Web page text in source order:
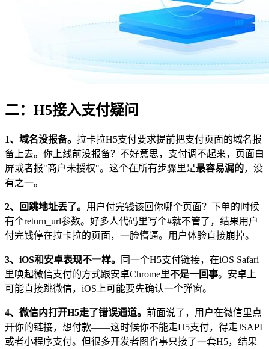
二：H5接入支付疑问
1、域名没报备。 拉卡拉H5支付要求提前把支付页面的域名报
备上去。你上线前没报备？不好意思，支付调不起来，页面白
屏或者报"商户未授权"。这个在所有步骤里是最容易漏的，没
有之一。
2、回跳地址丢了。 用户付完钱该回你哪个页面？下单的时候
有个return_url参数。好多人代码里写个#就不管了，结果用户
付完钱停在拉卡拉的页面，一脸懵逼。用户体验直接崩掉。
3、iOS和安卓表现不一样。
同一个H5支付链接，在iOS Safari
里唤起微信支付的方式跟安卓Chrome里不是一回事。安卓上
可能直接跳微信，iOS上可能要先确认一个弹窗。
4、微信内打开H5走了错误通道。 前面说了，用户在微信里点
开你的链接，想付款——这时候你不能走H5支付，得走JSAPI
或者小程序支付。但很多开发者图省事只接了一套H5，结果